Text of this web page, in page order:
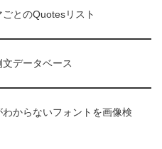
ごとのQuotesリスト
文データベース
わからないフォントを画像検